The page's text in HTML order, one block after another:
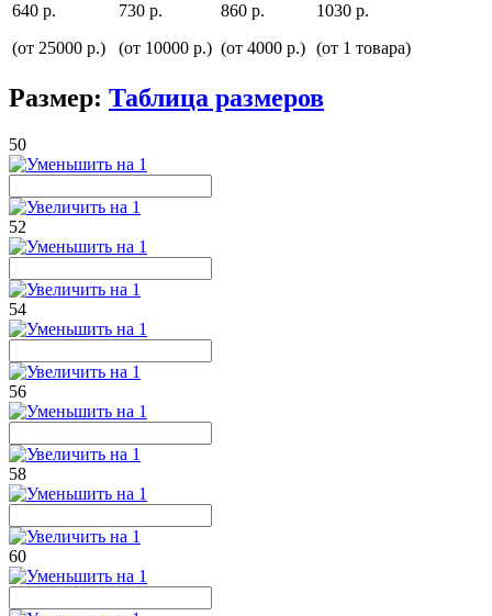
640 р.
(от 25000 р.)
730 р.
(от 10000 р.)
860 р.
(от 4000 р.)
1030 р.
(от 1 товара)
Размер: Таблица размеров
50
52
54
56
58
60